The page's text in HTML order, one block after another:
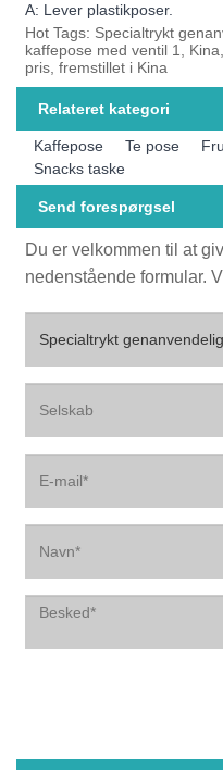
A: Lever plastikposer.
Hot Tags: Specialtrykt
kaffepose med ventil 1,
pris, fremstillet i Kina
Relateret kategori
Kaffepose Te pose
Snacks taske
Send forespørgsel
Du er velkommen til at
nedenstående formular.